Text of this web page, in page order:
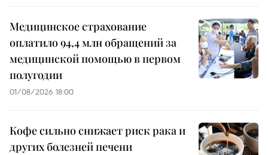
Медицинское страхование
оплатило 94,4 млн обращений за
медицинской помощью в первом
полугодии
01/08/2026 18:00
Кофе сильно снижает риск рака и
других болезней печени